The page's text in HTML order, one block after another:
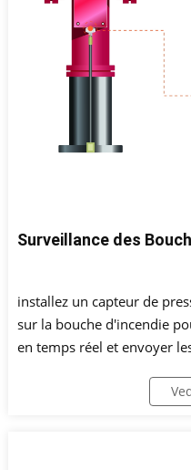
Surveillance des
installez un capteur de
sur la bouche d'incendie
en temps réel et envoyer
surveillance sans fil et le